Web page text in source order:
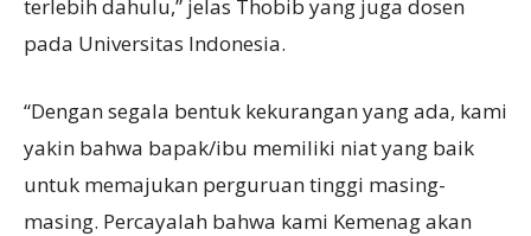
terlebih dahulu,” jelas Thobib yang juga dosen
pada Universitas Indonesia.
“Dengan segala bentuk kekurangan yang ada, kami
yakin bahwa bapak/ibu memiliki niat yang baik
untuk memajukan perguruan tinggi masing-
masing. Percayalah bahwa kami Kemenag akan